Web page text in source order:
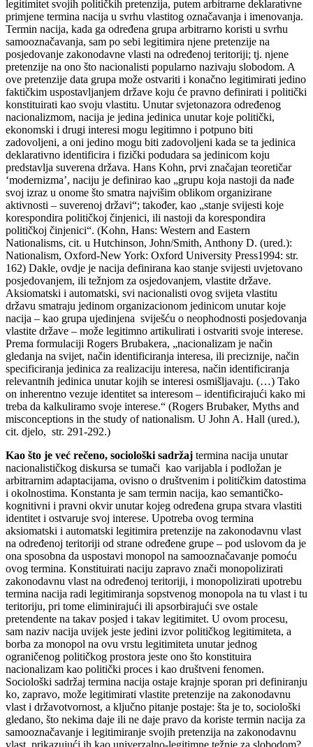
legitimitet svojih političkih pretenzija, putem arbitrarne deklarativne
primjene termina nacija u svrhu vlastitog označavanja i imenovanja.
Termin nacija, kada ga određena grupa arbitrarno koristi u svrhu
samooznačavanja, sam po sebi legitimira njene pretenzije na
posjedovanje zakonodavne vlasti na određenoj teritoriji; tj. njene
pretenzije na ono što nacionalisti popularno nazivaju slobodom. A
ove pretenzije data grupa može ostvariti i konačno legitimirati jedino
faktičkim uspostavljanjem države koju će pravno definirati i politički
konstituirati kao svoju vlastitu. Unutar svjetonazora određenog
nacionalizmom, nacija je jedina jedinica unutar koje politički,
ekonomski i drugi interesi mogu legitimno i potpuno biti
zadovoljeni, a oni jedino mogu biti zadovoljeni kada se ta jedinica
deklarativno identificira i fizički podudara sa jedinicom koju
predstavlja suverena država. Hans Kohn, prvi značajan teoretičar
‘modernizma’, naciju je definirao kao „grupu koja nastoji da nađe
svoj izraz u onome što smatra najvišim oblikom organizirane
aktivnosti – suverenoj državi“; također, kao „stanje svijesti koje
korespondira političkoj činjenici, ili nastoji da korespondira
političkoj činjenici“. (Kohn, Hans: Western and Eastern
Nationalisms, cit. u Hutchinson, John/Smith, Anthony D. (ured.):
Nationalism, Oxford-New York: Oxford University Press1994: str.
162) Dakle, ovdje je nacija definirana kao stanje svijesti uvjetovano
posjedovanjem, ili težnjom za osjedovanjem, vlastite države.
Aksiomatski i automatski, svi nacionalisti ovog svijeta vlastitu
državu smatraju jedinom organizacionom jedinicom unutar koje
nacija – kao grupa ujedinjena sviješću o neophodnosti posjedovanja
vlastite države – može legitimno artikulirati i ostvariti svoje interese.
Prema formulaciji Rogers Brubakera, „nacionalizam je način
gledanja na svijet, način identificiranja interesa, ili preciznije, način
specificiranja jedinica za realizaciju interesa, način identificiranja
relevantnih jedinica unutar kojih se interesi osmišljavaju. (…) Tako
on inherentno vezuje identitet sa interesom – identificirajući kako mi
treba da kalkuliramo svoje interese.“ (Rogers Brubaker, Myths and
misconceptions in the study of nationalism. U John A. Hall (ured.),
cit. djelo, str. 291-292.)
Kao što je već rečeno, sociološki sadržaj termina nacija unutar
nacionalističkog diskursa se tumači kao varijabla i podložan je
arbitrarnim adaptacijama, ovisno o društvenim i političkim datostima
i okolnostima. Konstanta je sam termin nacija, kao semantičko-
kognitivni i pravni okvir unutar kojeg određena grupa stvara vlastiti
identitet i ostvaruje svoj interese. Upotreba ovog termina
aksiomatski i automatski legitimira pretenzije na zakonodavnu vlast
na određenoj teritoriji od strane određene grupe – pod uslovom da je
ona sposobna da uspostavi monopol na samooznačavanje pomoću
ovog termina. Konstituirati naciju zapravo znači monopolizirati
zakonodavnu vlast na određenoj teritoriji, i monopolizirati upotrebu
termina nacija radi legitimiranja sopstvenog monopola na tu vlast i tu
teritoriju, pri tome eliminirajući ili apsorbirajući sve ostale
pretendente na takav posjed i takav legitimitet. U ovom procesu,
sam naziv nacija uvijek jeste jedini izvor političkog legitimiteta, a
borba za monopol na ovu vrstu legitimiteta unutar jednog
ograničenog političkog prostora jeste ono što konstituira
nacionalizam kao politički proces i kao društveni fenomen.
Sociološki sadržaj termina nacija ostaje krajnje sporan pri definiranju
ko, zapravo, može legitimirati vlastite pretenzije na zakonodavnu
vlast i državotvornost, a ključno pitanje postaje: šta je to, sociološki
gledano, što nekima daje ili ne daje pravo da koriste termin nacija za
samooznačavanje i legitimiranje svojih pretenzija na zakonodavnu
vlast, prikazujući ih kao univerzalno-legitimne težnje za slobodom?